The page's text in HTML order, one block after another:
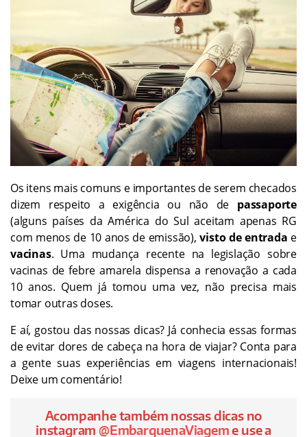
Os itens mais comuns e importantes de serem checados
dizem respeito a exigência ou não de passaporte
(alguns países da América do Sul aceitam apenas RG
com menos de 10 anos de emissão),visto de entrada e
vacinas. Uma mudança recente na legislação sobre
vacinas de febre amarela dispensa a renovação a cada
10 anos. Quem já tomou uma vez, não precisa mais
tomar outras doses.
E aí, gostou das nossas dicas? Já conhecia essas formas
de evitar dores de cabeça na hora de viajar? Conta para
a gente suas experiências em viagens internacionais!
Deixe um comentário!
Acompanhe também nossas dicas no
instagram @EmbarquenaViageme use a